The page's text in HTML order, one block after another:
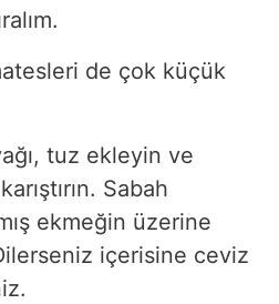
de çok küçük
tuz ekleyin ve
Sabah
ekmeğin üzerine
içerisine ceviz